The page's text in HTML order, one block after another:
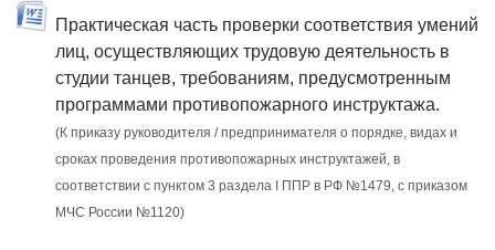
Практическая часть проверки соответствия умений
лиц, осуществляющих трудовую деятельность в
студии танцев, требованиям, предусмотренным
программами противопожарного инструктажа.
(К приказу руководителя / предпринимателя о порядке, видах и
сроках проведения противопожарных инструктажей, в
соответствии с пунктом 3 раздела I ППР в РФ №1479, с приказом
МЧС России №1120)